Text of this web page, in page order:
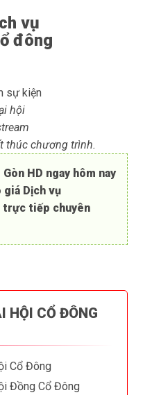
vụ
đông
sự kiện
hội
thúc chương trình.
HD ngay hôm nay
giá Dịch vụ
trực tiếp chuyên
HỘI CỔ ĐÔNG
Cổ Đông
Đồng Cổ Đông